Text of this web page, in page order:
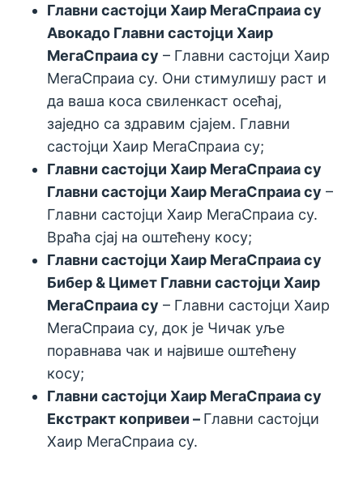
Главни састојци Хаир МегаСпраиа су
Авокадо Главни састојци Хаир
МегаСпраиа су – Главни састојци Хаир
МегаСпраиа су. Они стимулишу раст и
да ваша коса свиленкаст осећај,
заједно са здравим сјајем. Главни
састојци Хаир МегаСпраиа су;
Главни састојци Хаир МегаСпраиа су
Главни састојци Хаир МегаСпраиа су –
Главни састојци Хаир МегаСпраиа су.
Враћа сјај на оштећену косу;
Главни састојци Хаир МегаСпраиа су
Бибер& Цимет Главни састојци Хаир
МегаСпраиа су – Главни састојци Хаир
МегаСпраиа су, док је Чичак уље
поравнава чак и највише оштећену
косу;
Главни састојци Хаир МегаСпраиа су
Екстракт копривеи – Главни састојци
Хаир МегаСпраиа су.